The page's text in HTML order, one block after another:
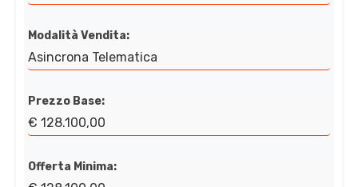
Modalità Vendita:
Asincrona Telematica
Prezzo Base:
€ 128.100,00
Offerta Minima: